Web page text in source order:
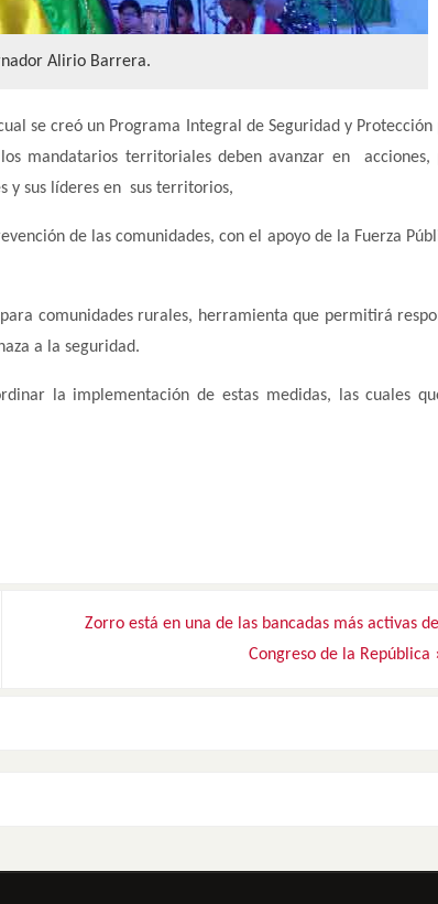
Alirio Barrera.
se creó un Programa Integral de Seguridad y Protección
mandatarios territoriales deben avanzar en acciones,
y sus líderes en sus territorios,
de las comunidades, con el apoyo de la Fuerza
comunidades rurales, herramienta que permitirá
a la seguridad.
la implementación de estas medidas, las cuales
Zorro está en una de las bancadas más activas
Congreso de la República